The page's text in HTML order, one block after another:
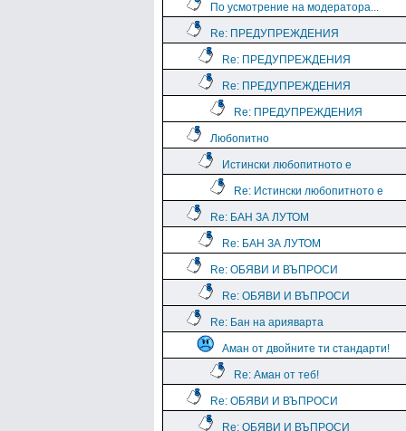
По усмотрение на модератора...
Re: ПРЕДУПРЕЖДЕНИЯ
Re: ПРЕДУПРЕЖДЕНИЯ
Re: ПРЕДУПРЕЖДЕНИЯ
Re: ПРЕДУПРЕЖДЕНИЯ
Любопитно
Истински любопитното е
Re: Истински любопитното е
Re: БАН ЗА ЛУТОМ
Re: БАН ЗА ЛУТОМ
Re: ОБЯВИ И ВЪПРОСИ
Re: ОБЯВИ И ВЪПРОСИ
Re: Бан на арияварта
Аман от двойните ти стандарти!
Re: Аман от теб!
Re: ОБЯВИ И ВЪПРОСИ
Re: ОБЯВИ И ВЪПРОСИ